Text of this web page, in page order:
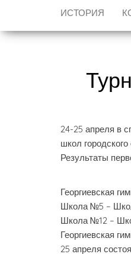
ИСТОРИЯ
24-25 апреля в
школ городского
Результаты
Георгиевская
Школа №5 –
Школа №12 –
Георгиевская
25 апреля